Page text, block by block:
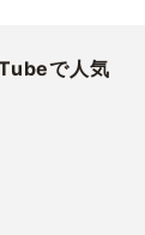
で人気